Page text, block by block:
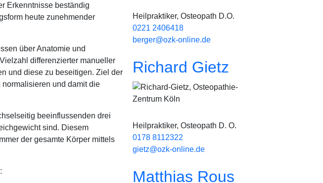
Erkenntnisse beständig
heute zunehmender
über Anatomie und
differenzierter manueller
und diese zu beseitigen. Ziel der
und damit die
beeinflussenden drei
sind. Diesem
der gesamte Körper mittels
Heilpraktiker, Osteopath D.O.
0221 2406418
berger@ozk-online.de
Richard Gietz
Bild
Heilpraktiker, Osteopath D. O.
0178 8112322
gietz@ozk-online.de
Matthias Rous